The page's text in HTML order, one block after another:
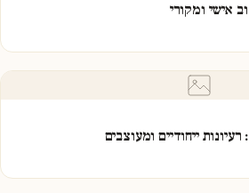
אישי ומקורי
ייחודיים ומעוצבים